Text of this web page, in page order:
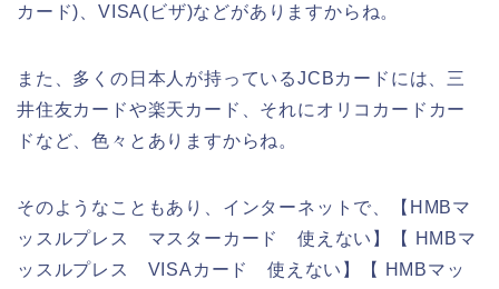
カード)、VISA(ビザ)などがありますからね。
また、多くの日本人が持っているJCBカードには、三
井住友カードや楽天カード、それにオリコカードカー
ドなど、色々とありますからね。
そのようなこともあり、インターネットで、【HMBマ
ッスルプレス マスターカード 使えない】【 HMBマ
ッスルプレス VISAカード 使えない】【 HMBマッ